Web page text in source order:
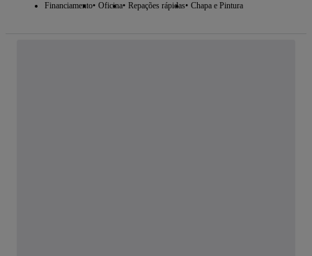
Financiamento Oficina Repações rápidas Chapa e Pintura